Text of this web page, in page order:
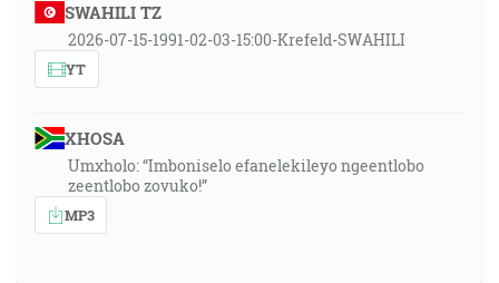
SWAHILI TZ
2026-07-15-1991-02-03-15:00-Krefeld-SWAHILI
YT
XHOSA
Umxholo: “Imboniselo efanelekileyo ngeentlobo
zeentlobo zovuko!”
MP3